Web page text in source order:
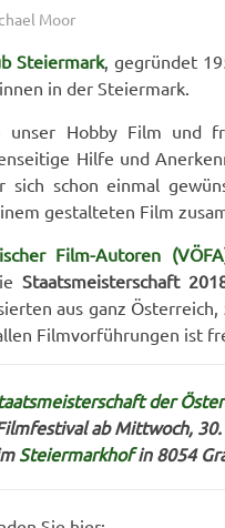
Moor
Steiermark, gegründet
in der Steiermark.
unser Hobby Film und
Hilfe und
sich schon einmal
gestalteten Film
Film-Autoren
Staatsmeisterschaft
aus ganz Österreich,
Filmvorführungen ist
der
ab Mittwoch,
Steiermarkhofin 8054